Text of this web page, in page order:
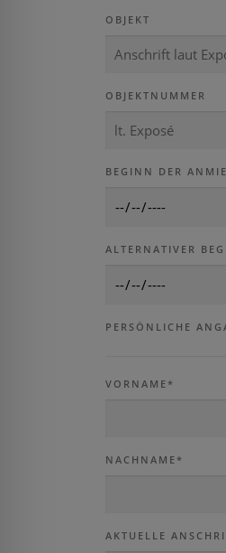
OBJEKT
OBJEKTNUMMER
BEGINN DER
ALTERNATIVER
PERSÖNLICHE
VORNAME*
NACHNAME*
AKTUELLE
Modus